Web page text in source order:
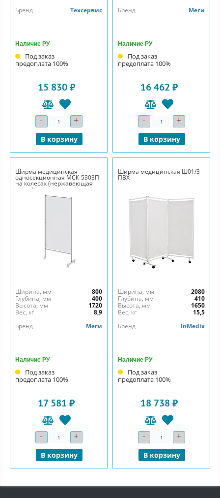
Бренд
Техсервис
Наличие РУ
Под заказ
предоплата 100%
15 830 ₽
- Количество+
В корзину
Бренд
Меги
Наличие РУ
Под заказ
предоплата 100%
16 462 ₽
- Количество+
В корзину
Ширма медицинская
односекционная МСК-5303П
на колесах (нержавеющая
сталь)
Ширина, мм
800
Глубина, мм
400
Высота, мм
1720
Вес, кг
8,9
Бренд
Меги
Наличие РУ
Под заказ
предоплата 100%
17 581 ₽
- Количество+
В корзину
Ширма медицинская Ш01/3
ПВХ
Ширина, мм
2080
Глубина, мм
410
Высота, мм
1650
Вес, кг
15,5
Бренд
InMedix
Наличие РУ
Под заказ
предоплата 100%
18 738 ₽
- Количество+
В корзину